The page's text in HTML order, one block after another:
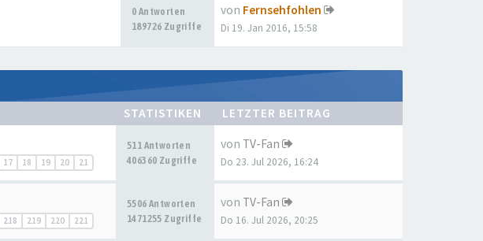
0 Antworten
189726 Zugriffe
von Fernsehfohlen
Di 19. Jan 2016, 15:58
STATISTIKEN LETZTER BEITRAG
17 18 19 20 21
511 Antworten
406360 Zugriffe
von TV-Fan
Do 23. Jul 2026, 16:24
218 219 220 221
5506 Antworten
1471255 Zugriffe
von TV-Fan
Do 16. Jul 2026, 20:25